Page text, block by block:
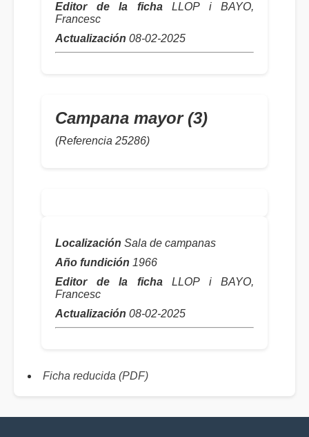
Editor de la fichaLLOP i BAYO,
Francesc
Actualización 08-02-2025
Campana mayor (3)
(Referencia 25286)
Localización Sala de campanas
Año fundición 1966
Editor de la fichaLLOP i BAYO,
Francesc
Actualización 08-02-2025
Ficha reducida (PDF)